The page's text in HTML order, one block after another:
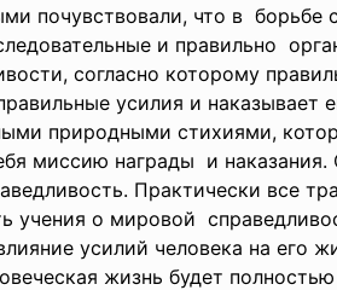
почувствовали, что в
и правильно
согласно которому
усилия и наказывает
природными стихиями,
миссию награды и
Практически все
учения о мировой
усилий человека на его
жизнь будет